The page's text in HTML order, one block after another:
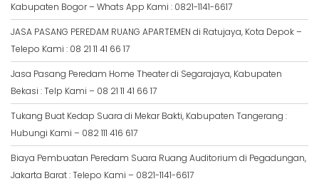
Kabupaten Bogor – Whats App Kami : 0821-1141-6617
JASA PASANG PEREDAM RUANG APARTEMEN di Ratujaya, Kota Depok –
Telepo Kami : 08 21 11 41 66 17
Jasa Pasang Peredam Home Theater di Segarajaya, Kabupaten
Bekasi : Telp Kami – 08 21 11 41 66 17
Tukang Buat Kedap Suara di Mekar Bakti, Kabupaten Tangerang :
Hubungi Kami – 082 111 416 617
Biaya Pembuatan Peredam Suara Ruang Auditorium di Pegadungan,
Jakarta Barat : Telepo Kami – 0821-1141-6617